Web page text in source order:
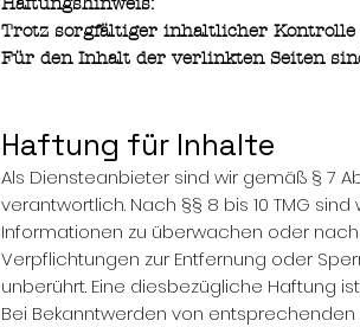
Trotz sorgfältiger inhaltlicher
Für den Inhalt der verlinkten Seiten
Haftung für Inhalte
Als Diensteanbieter sind wir gemäß § 7
verantwortlich. Nach §§ 8 bis 10 TMG
Informationen zu überwachen oder
Verpflichtungen zur Entfernung oder
unberührt. Eine diesbezügliche Haftung
Bei Bekanntwerden von